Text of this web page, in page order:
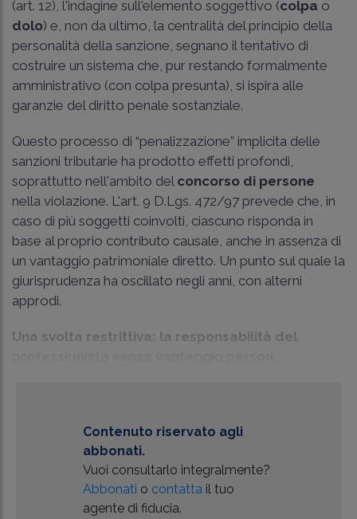
(art. 12), l'indagine sull'elemento soggettivo (colpa o
dolo) e, non da ultimo, la centralità del principio della
personalità della sanzione, segnano il tentativo di
costruire un sistema che, pur restando formalmente
amministrativo (con colpa presunta), si ispira alle
garanzie del diritto penale sostanziale.
Questo processo di “penalizzazione” implicita delle
sanzioni tributarie ha prodotto effetti profondi,
soprattutto nell'ambito del concorso di persone
nella violazione. L'art. 9 D.Lgs. 472/97 prevede che, in
caso di più soggetti coinvolti, ciascuno risponda in
base al proprio contributo causale, anche in assenza di
un vantaggio patrimoniale diretto. Un punto sul quale la
giurisprudenza ha oscillato negli anni, con alterni
approdi.
Una svolta restrittiva: la responsabilità del
Contenuto riservato agli
abbonati.
Vuoi consultarlo integralmente?
Abbonati o contattail tuo
agente di fiducia.